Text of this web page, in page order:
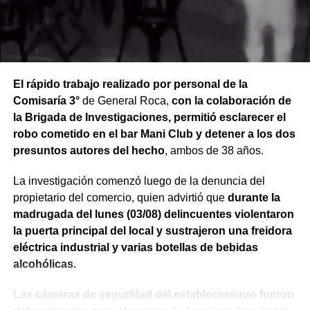
El rápido trabajo realizado por personal de la
Comisaría 3°de General Roca, con la colaboración de
la Brigada de Investigaciones, permitió esclarecer el
robo cometido en el bar Mani Club y detener a los dos
presuntos autores del hecho, ambos de 38 años.
La investigación comenzó luego de la denuncia del
propietario del comercio, quien advirtió que durante la
madrugada del lunes (03/08) delincuentes violentaron
la puerta principal del local y sustrajeron una freidora
eléctrica industrial y varias botellas de bebidas
alcohólicas.
Las cámaras de seguridad del establecimiento fueron